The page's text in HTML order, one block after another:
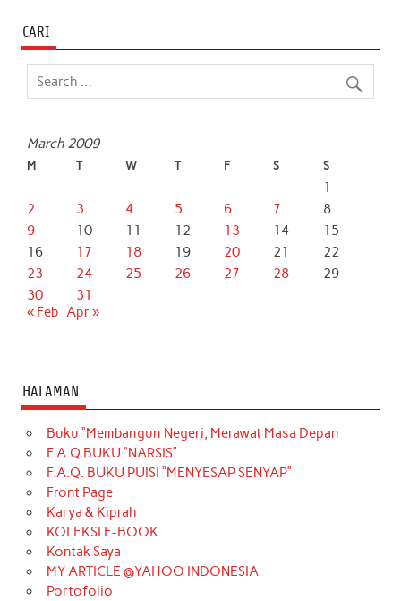
o
o
e
A
d
CARI
March 2009
M T W T F S S
1
2
3 4 5 6 7
8
9
10 11 12 13 14
15
16
17 18 19 20 21
22
23
24 25 26 27 28
29
30
31
« Feb Apr »
HALAMAN
Buku “Membangun Negeri, Merawat Masa Depan
F.A.Q BUKU “NARSIS”
F.A.Q. BUKU PUISI “MENYESAP SENYAP”
Front Page
Karya & Kiprah
KOLEKSI E-BOOK
Kontak Saya
MY ARTICLE @YAHOO INDONESIA
Portofolio